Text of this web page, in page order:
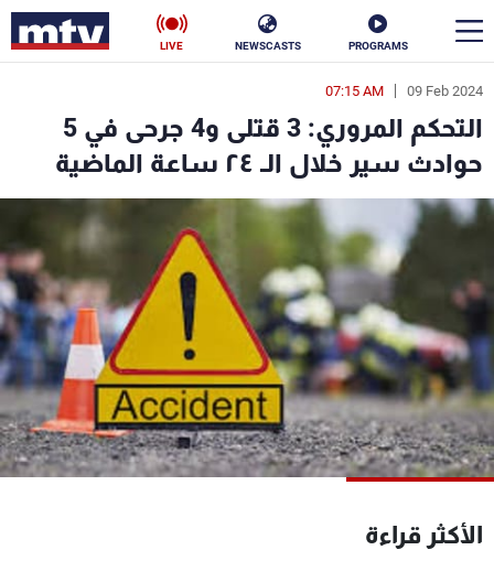
PROGRAMS
NEWSCASTS
LIVE
09 Feb 2024
07:15 AM
التحكم المروري: 3 قتلى و4 جرحى في 5
حوادث سير خلال الـ ٢٤ ساعة الماضية
الأكثر قراءة
en
الأخبار
سياسة ناس
فن
منوعات رياضة
كأس العالم
البرامج
جدول البرامج
شاهد البرامج
الترددات